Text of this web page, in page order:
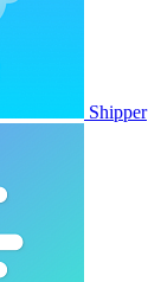
Shipper